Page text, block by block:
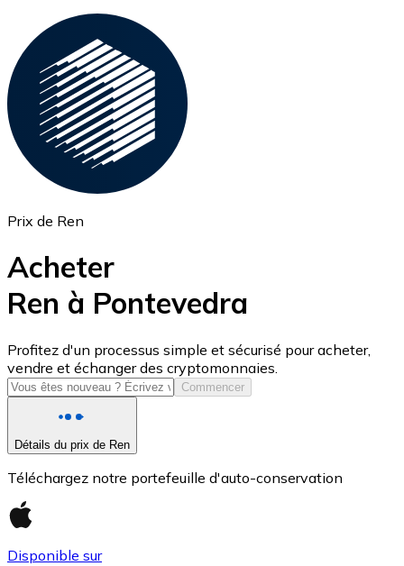
Ethereum
ETH
USD Coin
USDC
Prix de Ren
Acheter
Ren à Pontevedra
Profitez d'un processus simple et sécurisé pour acheter,
vendre et échanger des cryptomonnaies.
Commencer
Détails du prix de Ren
Téléchargez notre portefeuille d'auto-conservation
Disponible sur